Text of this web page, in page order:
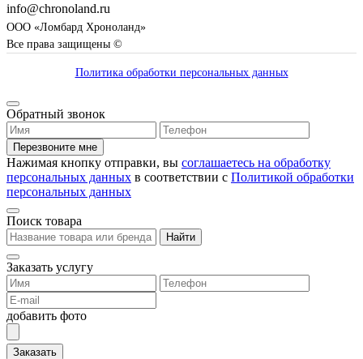
info@chronoland.ru
ООО «Ломбард Хроноланд»
Все права защищены ©
Политика обработки персональных данных
Обратный звонок
Перезвоните мне
Нажимая кнопку отправки, вы соглашаетесь на обработку
персональных данных в соответствии с Политикой обработки
персональных данных
Поиск товара
Найти
Заказать услугу
добавить фото
Заказать